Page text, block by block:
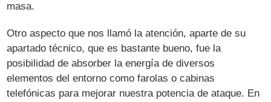
masa.
Otro aspecto que nos llamó la atención, aparte de su
apartado técnico, que es bastante bueno, fue la
posibilidad de absorber la energía de diversos
elementos del entorno como farolas o cabinas
telefónicas para mejorar nuestra potencia de ataque. En